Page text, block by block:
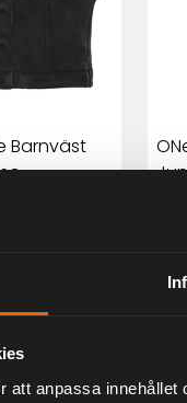
att anpassa
Barnväst